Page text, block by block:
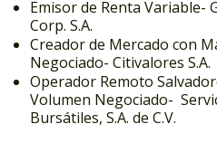
Emisor de Renta Variable-
Corp. S.A.
Creador de Mercado con
Negociado- Citivalores S.A.
Operador Remoto
Volumen Negociado-
Bursátiles, S.A. de C.V.